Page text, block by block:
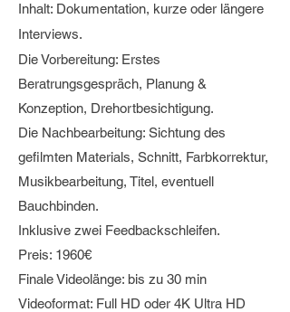
Inhalt: Dokumentation, kurze oder längere
Interviews.
Die Vorbereitung: Erstes
Beratrungsgespräch, Planung &
Konzeption, Drehortbesichtigung.
Die Nachbearbeitung: Sichtung des
gefilmten Materials, Schnitt, Farbkorrektur,
Musikbearbeitung, Titel, eventuell
Bauchbinden.
Inklusive zwei Feedbackschleifen.
Preis: 1960€
Finale Videolänge: bis zu 30 min
Videoformat: Full HD oder 4K Ultra HD